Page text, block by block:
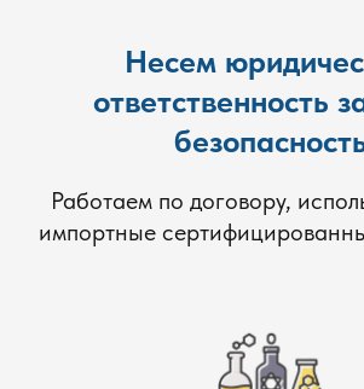
Несем
ответственность
Работаем по договору,
импортные